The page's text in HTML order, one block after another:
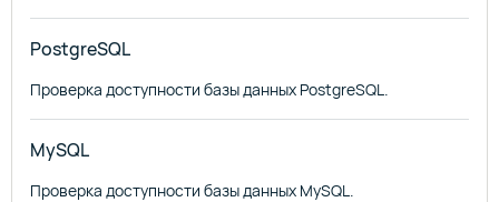
PostgreSQL
Проверка доступности базы данных PostgreSQL.
MySQL
Проверка доступности базы данных MySQL.